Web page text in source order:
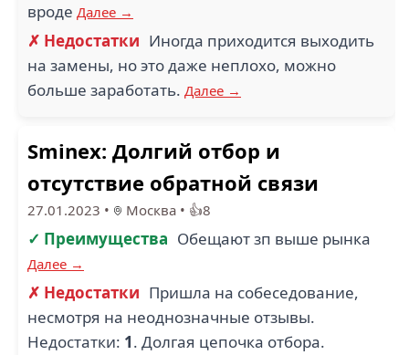
вроде Далее →
✗ Недостатки Иногда приходится выходить
на замены, но это даже неплохо, можно
больше заработать. Далее →
Sminex: Долгий отбор и
отсутствие обратной связи
27.01.2023 • Москва • 👍8
✓ Преимущества Обещают зп выше рынка
Далее →
✗ Недостатки Пришла на собеседование,
несмотря на неоднозначные отзывы.
Недостатки: 1. Долгая цепочка отбора.